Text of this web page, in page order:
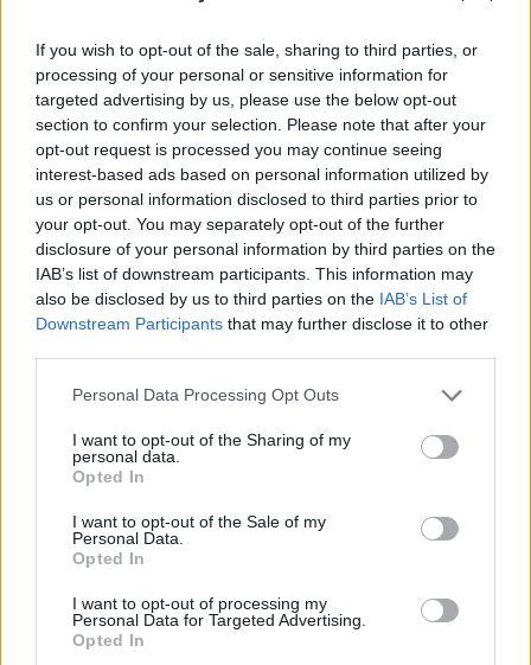
If you wish to opt-out of the sale, sharing to third parties, or
processing of your personal or sensitive information for
targeted advertising by us, please use the below opt-out
section to confirm your selection. Please note that after your
opt-out request is processed you may continue seeing
interest-based ads based on personal information utilized by
us or personal information disclosed to third parties prior to
your opt-out. You may separately opt-out of the further
disclosure of your personal information by third parties on the
IAB’s list of downstream participants. This information may
also be disclosed by us to third parties on the IAB’s List of
Downstream Participants that may further disclose it to other
Personal Data Processing Opt Outs
I want to opt-out of the Sharing of my
personal data.
Opted In
I want to opt-out of the Sale of my
Personal Data.
Opted In
I want to opt-out of processing my
Personal Data for Targeted Advertising.
Opted In